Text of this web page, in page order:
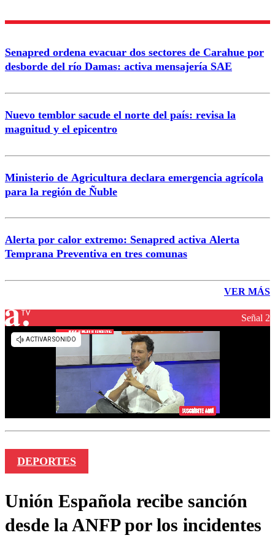
Enviar comentario
Senapred ordena evacuar dos sectores de Carahue por
desborde del río Damas: activa mensajería SAE
Nuevo temblor sacude el norte del país: revisa la
magnitud y el epicentro
Ministerio de Agricultura declara emergencia agrícola
para la región de Ñuble
Alerta por calor extremo: Senapred activa Alerta
Temprana Preventiva en tres comunas
VER MÁS
Señal 2
DEPORTES
Unión Española recibe sanción
desde la ANFP por los incidentes